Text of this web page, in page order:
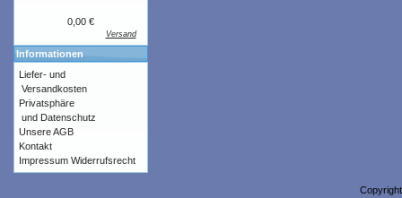
0,00 €
Versand
Informationen
Liefer- und
Versandkosten
Privatsphäre
und Datenschutz
Unsere AGB
Kontakt
Impressum Widerrufsrecht